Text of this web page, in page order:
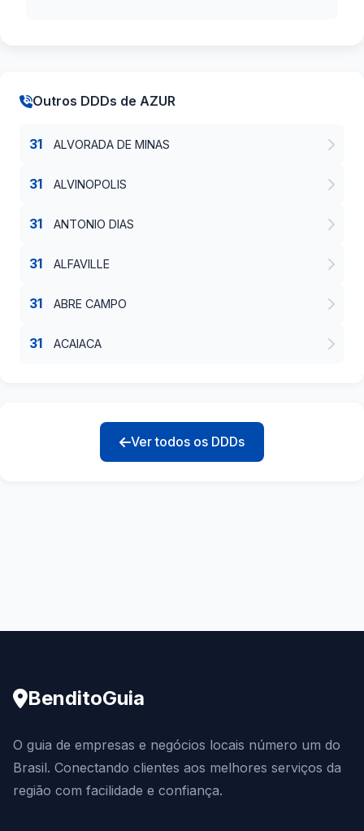
Outros DDDs de AZUR
31 ALVORADA DE MINAS
31 ALVINOPOLIS
31 ANTONIO DIAS
31 ALFAVILLE
31 ABRE CAMPO
31 ACAIACA
Ver todos os DDDs
BenditoGuia
O guia de empresas e negócios locais número um do
Brasil. Conectando clientes aos melhores serviços da
região com facilidade e confiança.